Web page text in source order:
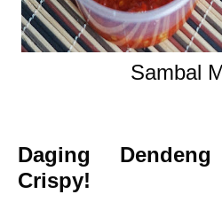
Sambal
Daging
Crispy!